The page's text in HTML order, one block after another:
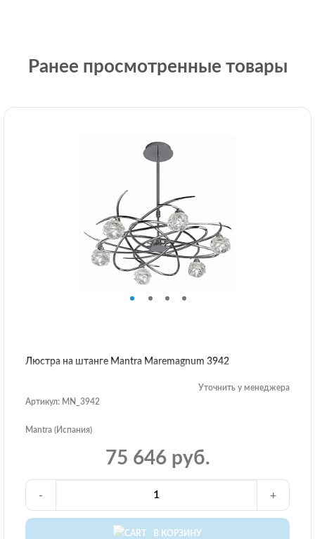
Ранее просмотренные товары
Люстра на штанге Mantra Maremagnum 3942
Уточнить у менеджера
Артикул: MN_3942
Mantra (Испания)
75 646 руб.
В КОРЗИНУ
- +